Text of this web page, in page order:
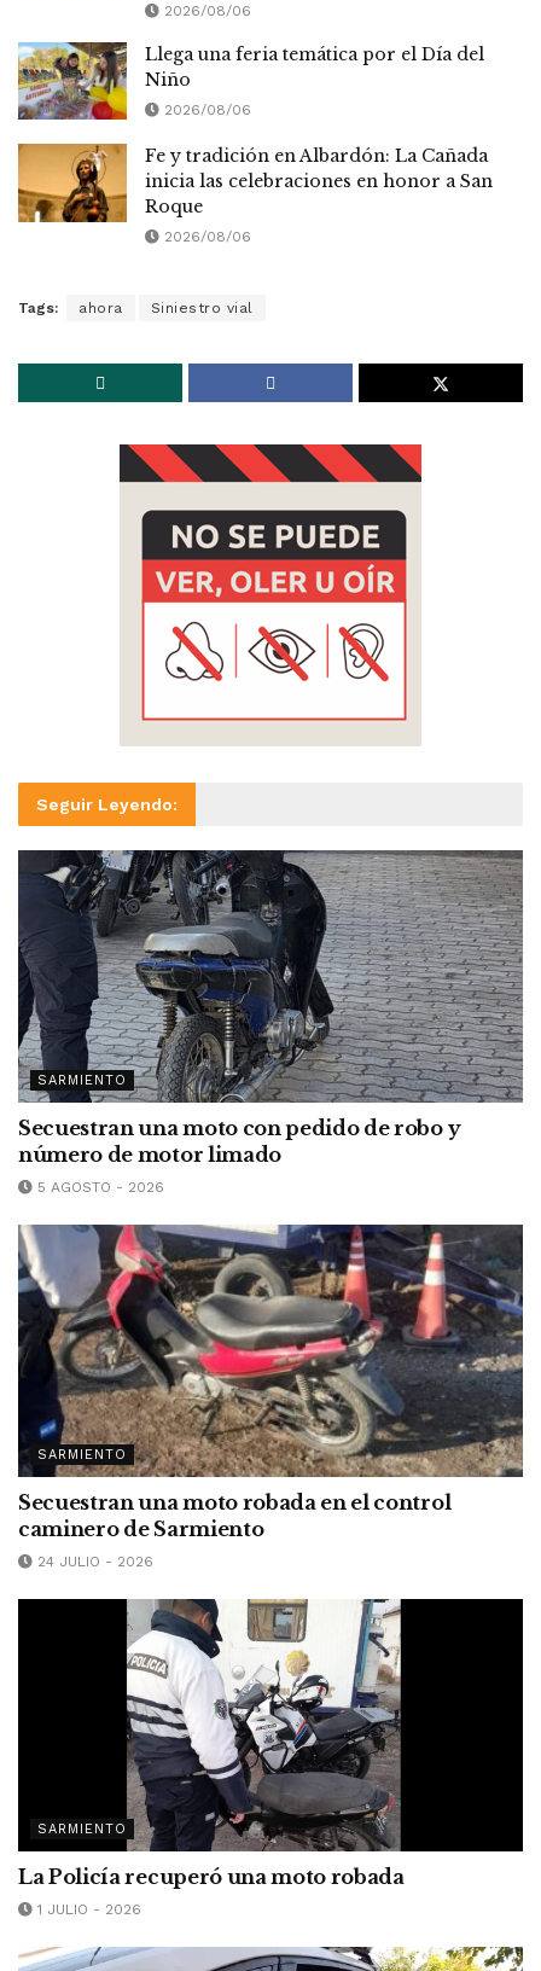
2026/08/06
Llega una feria temática por el Día del
Niño
2026/08/06
Fe y tradición en Albardón: La Cañada
inicia las celebraciones en honor a San
Roque
2026/08/06
Tags: ahora Siniestro vial
Seguir Leyendo:
SARMIENTO
Secuestran una moto con pedido de robo y
número de motor limado
5 AGOSTO - 2026
SARMIENTO
Secuestran una moto robada en el control
caminero de Sarmiento
24 JULIO - 2026
SARMIENTO
La Policía recuperó una moto robada
1 JULIO - 2026